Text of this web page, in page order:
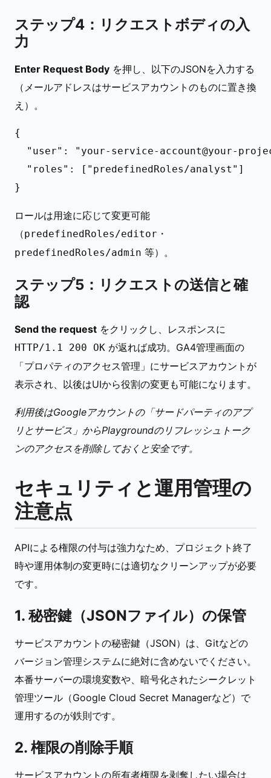
ステップ4：リクエストボディの入
力
Enter Request Body を押し、以下のJSONを入力する
（メールアドレスはサービスアカウントのものに置き換
え）。
{
  "user": "
your-service-account@your-
  "roles": ["predefinedRoles/analyst"]
ロールは用途に応じて変更可能
（predefinedRoles/editor ・
predefinedRoles/admin 等）。
ステップ5：リクエストの送信と確
認
Send the request をクリックし、レスポンスに
HTTP/1.1 200 OK が返れば成功。GA4管理画面の
「プロパティのアクセス管理」にサービスアカウントが
表示され、以後はUIから役割の変更も可能になります。
利用後はGoogleアカウントの「サードパーティのアプ
リとサービス」からPlaygroundのリフレッシュトーク
ンのアクセスを削除しておくと安全です。
セキュリティと運用管理の
注意点
APIによる権限の付与は強力なため、プロジェクト終了
時や運用体制の変更時には適切なクリーンアップが必要
です。
1. 秘密鍵（JSONファイル）の保管
サービスアカウントの秘密鍵（JSON）は、Gitなどの
バージョン管理システムに絶対に含めないでください。
本番サーバーの環境変数や、暗号化されたシークレット
管理ツール（Google Cloud Secret Managerなど）で
運用するのが鉄則です。
2. 権限の削除手順
サービスアカウントの所有者権限を剥奪したい場合は、